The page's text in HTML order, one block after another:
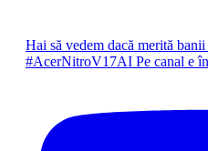
Hai să vedem dacă merită
#AcerNitroV17AI Pe canal e